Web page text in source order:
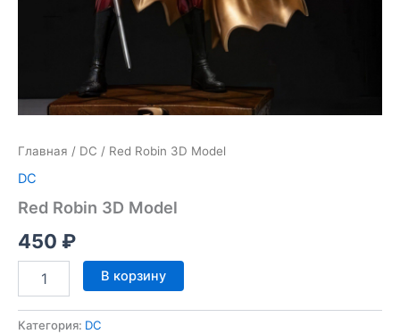
Главная / DC / Red Robin 3D Model
DC
Red Robin 3D Model
450 ₽
Количество
товара
Robin
В корзину
Категория: DC